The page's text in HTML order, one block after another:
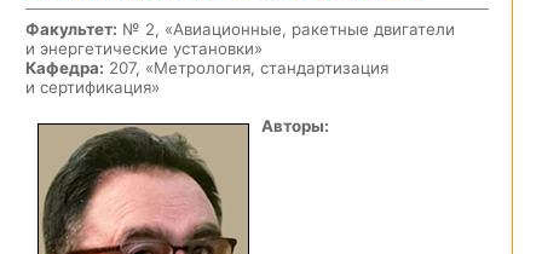
Факультет: № 2, «Авиационные, ракетные двигатели
и энергетические установки»
Кафедра: 207, «Метрология, стандартизация
и сертификация»
Авторы: